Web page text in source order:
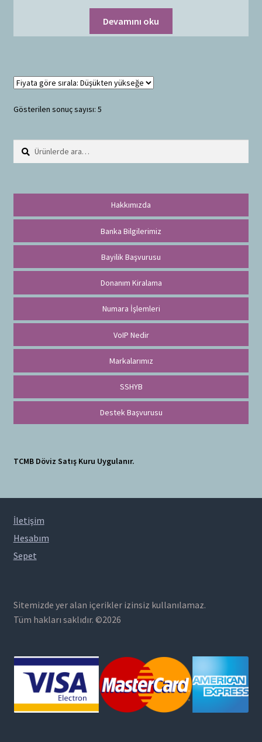
Devamını oku
Gösterilen sonuç sayısı: 5
Ara:
Hakkımızda
Banka Bilgilerimiz
Bayilik Başvurusu
Donanım Kiralama
Numara İşlemleri
VoIP Nedir
Markalarımız
SSHYB
Destek Başvurusu
TCMB Döviz Satış Kuru Uygulanır.
İletişim
Hesabım
Sepet
Sitemizde yer alan içerikler izinsiz kullanılamaz.
Tüm hakları saklıdır. ©2026